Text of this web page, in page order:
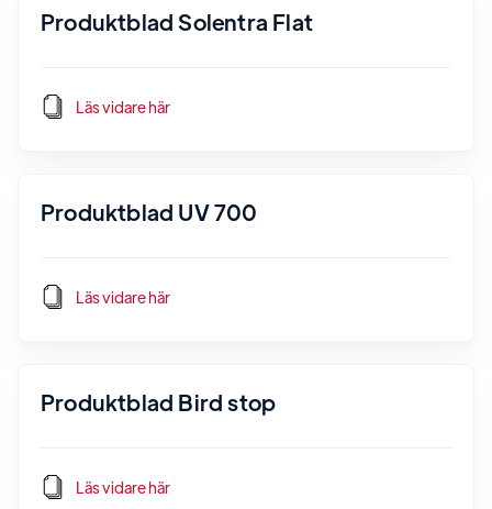
Produktblad Solentra Flat
Läs vidare här
Produktblad UV 700
Läs vidare här
Produktblad Bird stop
Läs vidare här